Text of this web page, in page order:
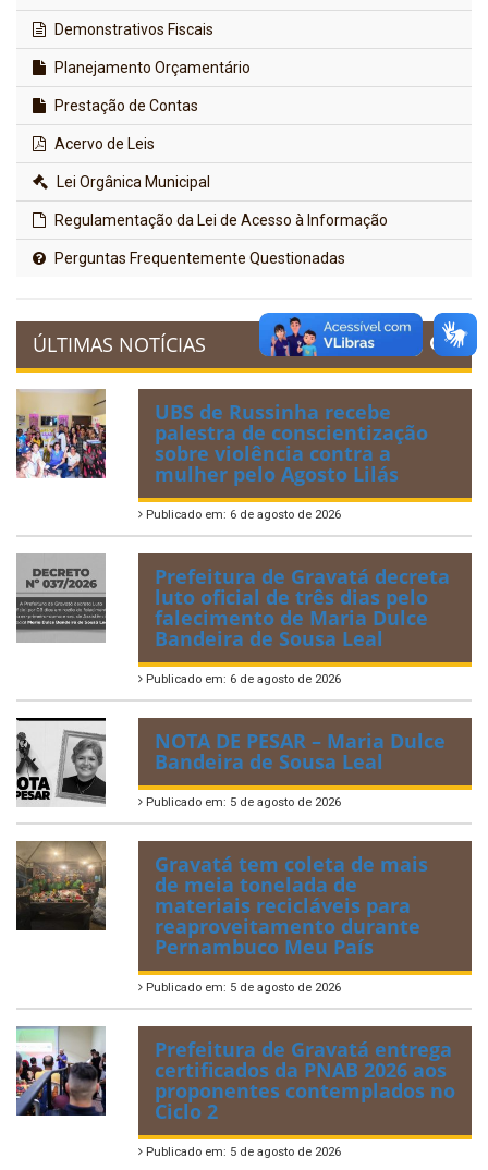
Demonstrativos Fiscais
Planejamento Orçamentário
Prestação de Contas
Acervo de Leis
Lei Orgânica Municipal
Regulamentação da Lei de Acesso à Informação
Perguntas Frequentemente Questionadas
ÚLTIMAS NOTÍCIAS
UBS de Russinha recebe
palestra de conscientização
sobre violência contra a
mulher pelo Agosto Lilás
Publicado em: 6 de agosto de 2026
Prefeitura de Gravatá decreta
luto oficial de três dias pelo
falecimento de Maria Dulce
Bandeira de Sousa Leal
Publicado em: 6 de agosto de 2026
NOTA DE PESAR – Maria Dulce
Bandeira de Sousa Leal
Publicado em: 5 de agosto de 2026
Gravatá tem coleta de mais
de meia tonelada de
materiais recicláveis para
reaproveitamento durante
Pernambuco Meu País
Publicado em: 5 de agosto de 2026
Prefeitura de Gravatá entrega
certificados da PNAB 2026 aos
proponentes contemplados no
Ciclo 2
Publicado em: 5 de agosto de 2026